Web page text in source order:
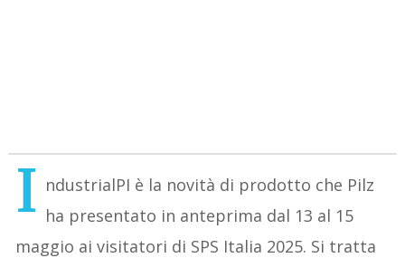
I ndustrialPI è la novità di prodotto che Pilz
ha presentato in anteprima dal 13 al 15
maggio ai visitatori di SPS Italia 2025. Si tratta